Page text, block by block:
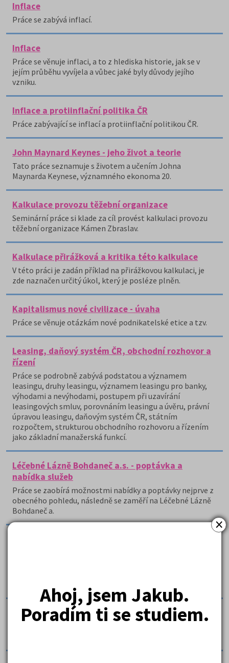
×
Ahoj, jsem Jakub.
Poradím ti se studiem.
Inflace
Práce se zabývá inflací.
Inflace
Práce se věnuje inflaci, a to z hlediska historie, jak se v
jejím průběhu vyvíjela a vůbec jaké byly důvody jejího
vzniku.
Inflace a protiinflační politika ČR
Práce zabývající se inflací a protiinflační politikou ČR.
John Maynard Keynes - jeho život a teorie
Tato práce seznamuje s životem a učením Johna
Maynarda Keynese, významného ekonoma 20.
Kalkulace provozu těžební organizace
Seminární práce si klade za cíl provést kalkulaci provozu
těžební organizace Kámen Zbraslav.
Kalkulace přirážková a kritika této kalkulace
V této práci je zadán příklad na přirážkovou kalkulaci, je
zde naznačen určitý úkol, který je posléze plněn.
Kapitalismus nové civilizace - úvaha
Práce se věnuje otázkám nové podnikatelské etice a tzv.
Leasing, daňový systém ČR, obchodní rozhovor a
řízení
Práce se podrobně zabývá podstatou a významem
leasingu, druhy leasingu, významem leasingu pro banky,
výhodami a nevýhodami, postupem při uzavírání
leasingových smluv, porovnáním leasingu a úvěru, právní
úpravou leasingu, daňovým systém ČR, státním
rozpočtem, strukturou obchodního rozhovoru a řízením
jako základní manažerská funkcí.
Léčebné Lázně Bohdaneč a.s. - poptávka a
nabídka služeb
Práce se zaobírá možnostmi nabídky a poptávky nejprve z
obecného pohledu, následně se zaměří na Léčebné Lázně
Bohdaneč a.
Makroagregáty